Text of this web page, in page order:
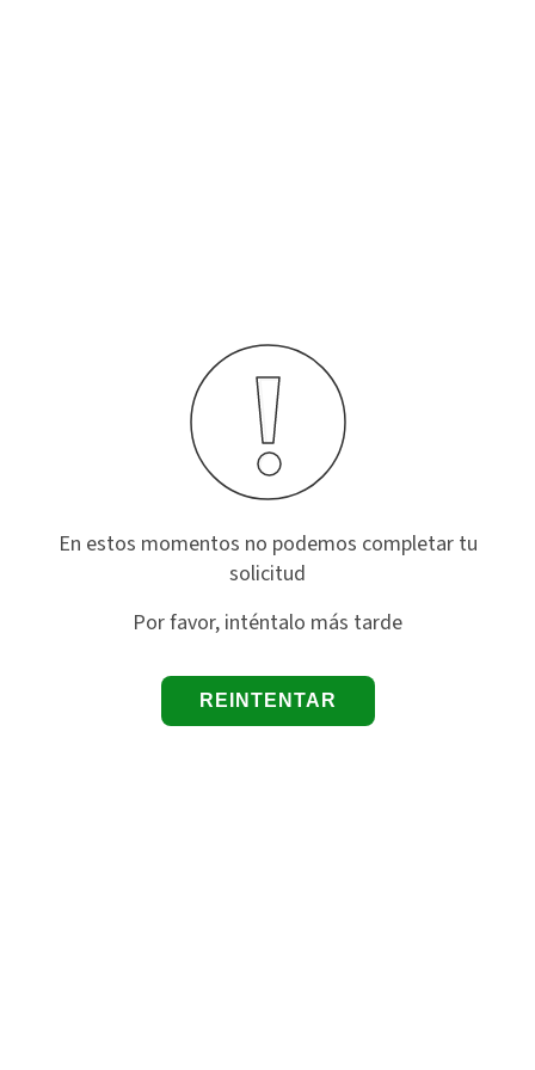
En estos momentos no podemos completar tu
solicitud
Por favor, inténtalo más tarde
REINTENTAR